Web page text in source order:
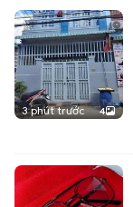
3 phút trước 4